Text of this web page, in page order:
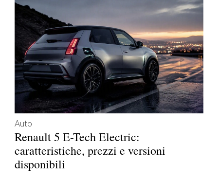
Auto
Renault 5 E-Tech Electric:
caratteristiche, prezzi e versioni
disponibili